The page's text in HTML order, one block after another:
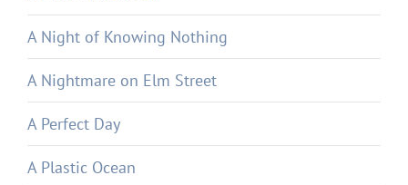
A Night of Knowing Nothing
A Nightmare on Elm Street
A Perfect Day
A Plastic Ocean